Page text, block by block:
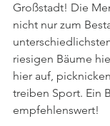
Großstadt! Die
nicht nur zum
riesigen Bäume
hier auf,
treiben Sport. Ein
empfehlenswert!